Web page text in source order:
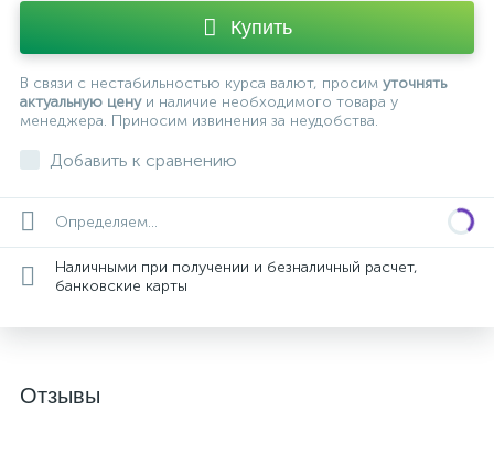
Купить
В связи с нестабильностью курса валют, просим уточнять
актуальную ценуи наличие необходимого товара у
менеджера. Приносим извинения за неудобства.
Добавить к сравнению
Определяем...
Наличными при получении и безналичный расчет,
банковские карты
Отзывы